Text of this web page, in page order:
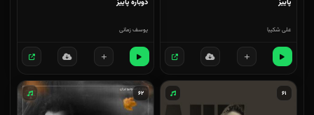
پاییز
علی شکیبا
دوباره پاییز
یوسف زمانی
۶۱ ۶۲